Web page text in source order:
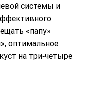
системы и
«папу»
оптимальное
на три‑четыре